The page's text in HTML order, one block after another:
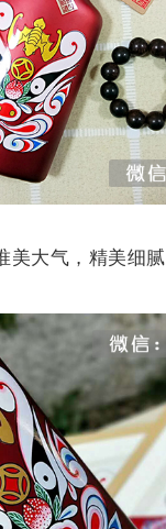
美大气，精美细腻